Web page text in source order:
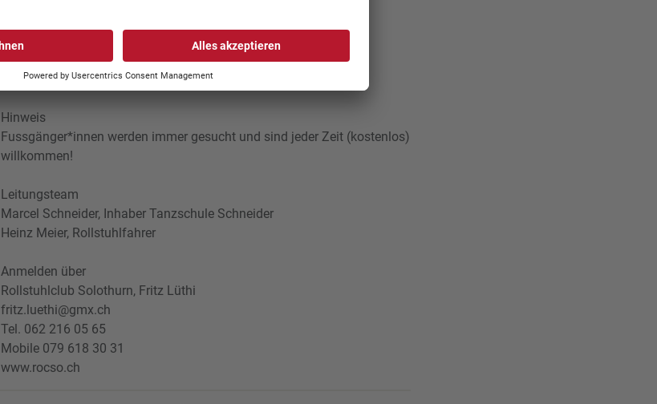
Verpflegung
Ist Sache der Teilnehmenden.
Hinweis
Fussgänger*innen werden immer gesucht und sind jeder Zeit (kostenlos)
willkommen!
Leitungsteam
Marcel Schneider, Inhaber Tanzschule Schneider
Heinz Meier, Rollstuhlfahrer
Anmelden über
Rollstuhlclub Solothurn, Fritz Lüthi
fritz.luethi@gmx.ch
Tel. 062 216 05 65
Mobile 079 618 30 31
www.rocso.ch